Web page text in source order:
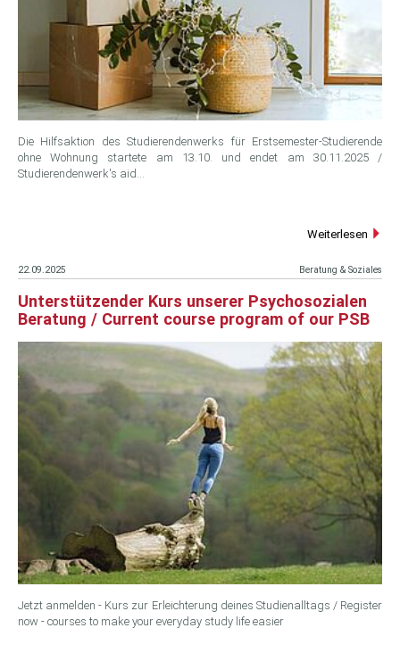
Die Hilfsaktion des Studierendenwerks für Erstsemester-Studierende
ohne Wohnung startete am 13.10. und endet am 30.11.2025 /
Studierendenwerk's aid…
Weiterlesen
22.09.2025 Beratung & Soziales
Unterstützender Kurs unserer Psychosozialen
Beratung / Current course program of our PSB
Jetzt anmelden - Kurs zur Erleichterung deines Studienalltags / Register
now - courses to make your everyday study life easier